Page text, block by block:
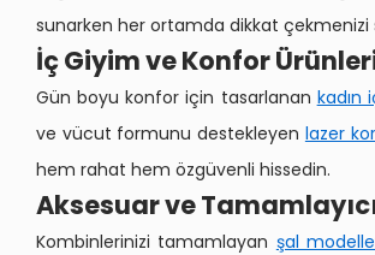
sunarken her ortamda dikkat çekmenizi
İç Giyim ve Konfor
Gün boyu konfor için tasarlanan kadın
ve vücut formunu destekleyen lazer
hem rahat hem özgüvenli hissedin.
Aksesuar ve
Kombinlerinizi tamamlayan şal